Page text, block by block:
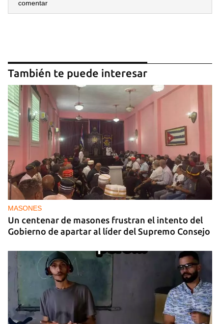
comentar
También te puede interesar
MASONES
Un centenar de masones frustran el intento del
Gobierno de apartar al líder del Supremo Consejo